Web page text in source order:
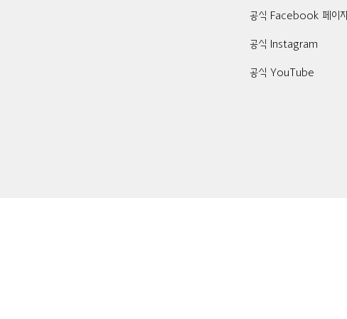
공식 Facebook 페이지
공식 Instagram
공식 YouTube